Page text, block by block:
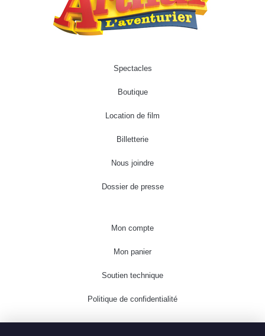
Spectacles
Boutique
Location de film
Billetterie
Nous joindre
Dossier de presse
Mon compte
Mon panier
Soutien technique
Politique de confidentialité